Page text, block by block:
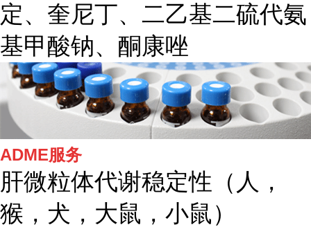
定、奎尼丁、二乙基二硫代氨
基甲酸钠、酮康唑
ADME服务
肝微粒体代谢稳定性（人，
猴，犬，大鼠，小鼠）